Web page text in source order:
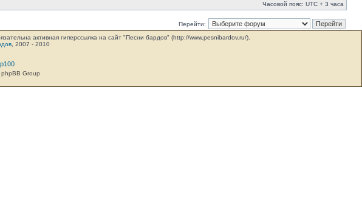
Часовой пояс: UTC + 3 часа
Перейти:
активная гиперссылка на сайт "Песни бардов" (http://www.pesnibardov.ru/).
, 2007 - 2010
Group